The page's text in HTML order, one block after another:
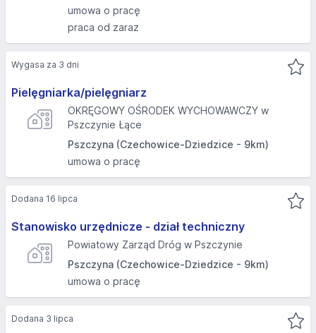
umowa o pracę
praca od zaraz
Pielęgniarka/pielęgniarz
OKRĘGOWY OŚRODEK WYCHOWAWCZY w
Pszczynie Łące
Pszczyna (Czechowice-Dziedzice - 9km)
umowa o pracę
Wygasa za 3 dni
Stanowisko urzędnicze - dział techniczny
Powiatowy Zarząd Dróg w Pszczynie
Pszczyna (Czechowice-Dziedzice - 9km)
umowa o pracę
Dodana 16 lipca
Dodana 3 lipca